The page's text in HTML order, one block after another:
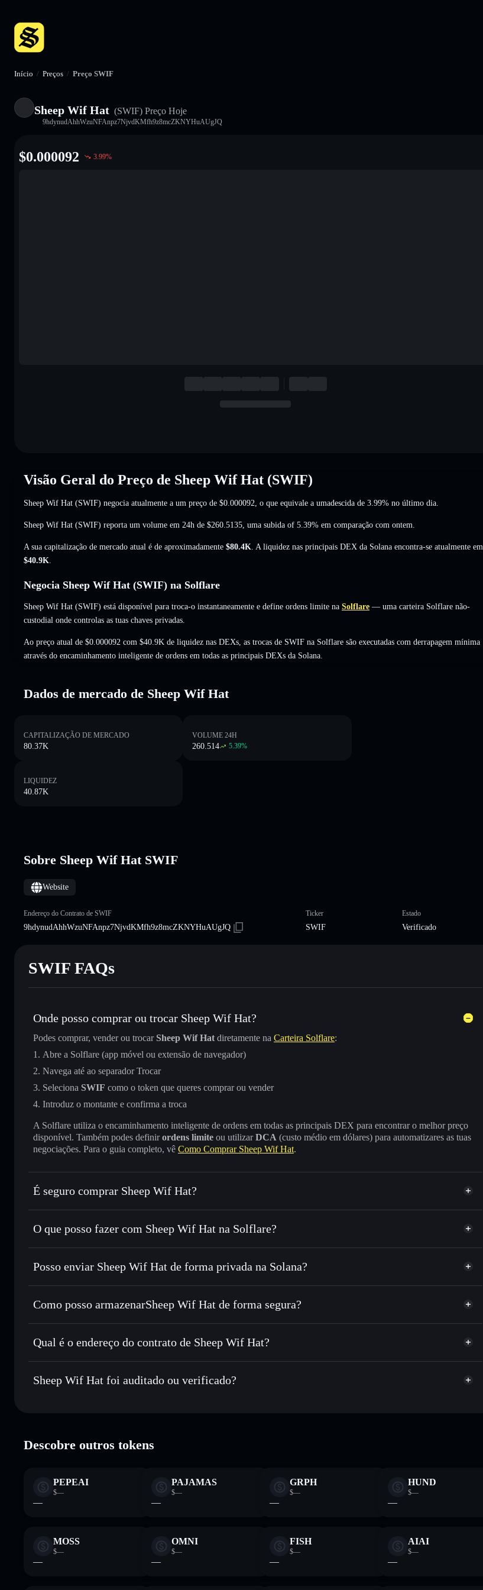
Início / Preços / Preço SWIF
Sheep Wif Hat (SWIF) Preço Hoje
9hdynudAhhWzuNFAnpz7NjvdKMfh9z8mcZKNYHuAUgJQ
$0.000092 3.99%
Visão Geral do Preço de Sheep Wif Hat (SWIF)
Sheep Wif Hat (SWIF) negocia atualmente a um preço de $0.000092 , o que equivale a umadescida de 3.99% no último dia.
Sheep Wif Hat (SWIF) reporta um volume em 24h de $260.5135 uma subida of 5.39% em comparação com ontem.
A sua capitalização de mercado atual é de aproximadamente $80.4K . A liquidez nas principais DEX da Solana encontra-se atualmente em
$40.9K
Negocia Sheep Wif Hat (SWIF) na Solflare
Sheep Wif Hat (SWIF) está disponível para troca-o instantaneamente e define ordens limite na Solflare — uma carteira Solflare não-
custodial onde controlas as tuas chaves privadas.
Ao preço atual de $0.000092 com $40.9K de liquidez nas DEXs, as trocas de SWIF na Solflare são executadas com derrapagem mínima
através do encaminhamento inteligente de ordens em todas as principais DEXs da Solana.
Dados de mercado de Sheep Wif Hat
CAPITALIZAÇÃO DE MERCADO
80.37K
VOLUME 24H
260.514 5.39%
LIQUIDEZ
40.87K
Sobre Sheep Wif Hat SWIF
Website
Endereço do Contrato de SWIF
9hdynudAhhWzuNFAnpz7NjvdKMfh9z8mcZKNYHuAUgJQ
Ticker
SWIF
Estado
Verificado
SWIF FAQs
Onde posso comprar ou trocar Sheep Wif Hat?
Podes comprar, vender ou trocar Sheep Wif Hat diretamente na Carteira Solflare:
Abre a Solflare (app móvel ou extensão de navegador)
Navega até ao separador Trocar
Seleciona SWIF como o token que queres comprar ou vender
Introduz o montante e confirma a troca
A Solflare utiliza o encaminhamento inteligente de ordens em todas as principais DEX para encontrar o melhor preço
disponível. Também podes definirordens limite ou utilizarDCA (custo médio em dólares) para automatizares as tuas
negociações. Para o guia completo, vê Como Comprar Sheep Wif Hat.
É seguro comprar Sheep Wif Hat?
Sheep Wif Hat token verificado
O que posso fazer com Sheep Wif Hat na Solflare?
Sheep Wif Hat
Carteira Solflare
Trocar instantaneamente— trocar SWIF por SOL, USDC ou milhares de outros tokens Solana com
Utilizar DCA— investir de forma faseada ao longo do tempo em SWIF
Enviar de forma privada— transferir SWIF sem associar publicamente as carteiras usando o Agregador de
Privacidade integrado da Solflare
Posso enviar Sheep Wif Hat de forma privada na Solana?
Carteira Solflare Agregador de Privacidade
Sheep
Como posso armazenarSheep Wif Hat de forma segura?
Sheep Wif Hat carteira não-custodial Solflare
Qual é o endereço do contrato de Sheep Wif Hat?
Sheep Wif Hat
9hdynudAhhWzuNFAnpz7NjvdKMfh9z8mcZKNYHuAUgJQ
Sheep Wif Hat foi auditado ou verificado?
Descobre outros tokens
PEPEAI
$—
—
PAJAMAS
$—
—
GRPH
$—
—
HUND
$—
—
MOSS
$—
—
OMNI
$—
—
FISH
$—
—
AIAI
$—
—